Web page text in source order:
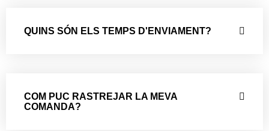
QUINS SÓN ELS TEMPS D'ENVIAMENT?
COM PUC RASTREJAR LA MEVA
COMANDA?